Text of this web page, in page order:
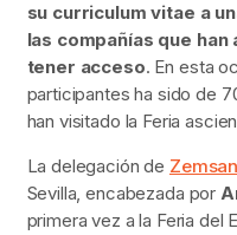
su curriculum vitae a
las compañías que
tener acceso. En esta
participantes ha sido de
han visitado la Feria
La delegación de
Sevilla, encabezada por
primera vez a la Feria del